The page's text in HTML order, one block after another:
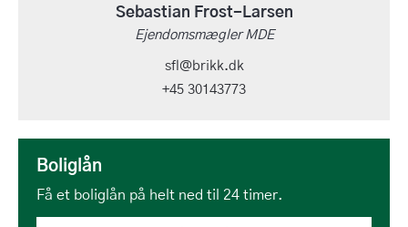
Sebastian Frost-Larsen
Ejendomsmægler MDE
sfl@brikk.dk
+45 30143773
Boliglån
Få et boliglån på helt ned til 24 timer.